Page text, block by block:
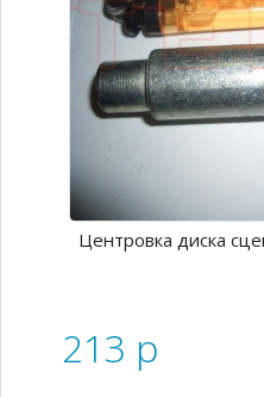
Центровка диска
213 p